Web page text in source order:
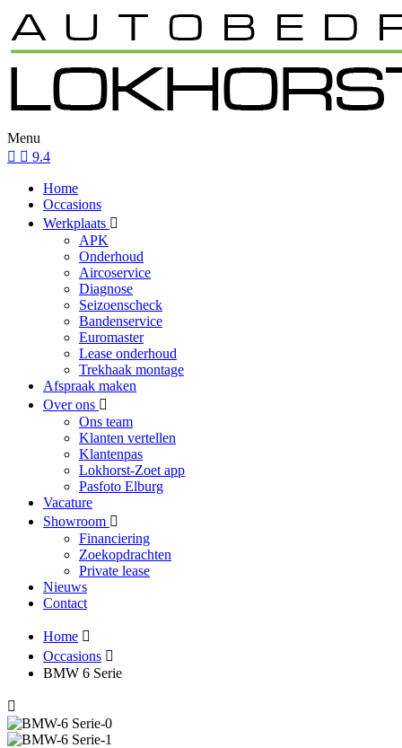
Menu
9.4
Home
Occasions
Werkplaats
APK
Onderhoud
Aircoservice
Diagnose
Seizoenscheck
Bandenservice
Euromaster
Lease onderhoud
Trekhaak montage
Afspraak maken
Over ons
Ons team
Klanten vertellen
Klantenpas
Lokhorst-Zoet app
Pasfoto Elburg
Vacature
Showroom
Financiering
Zoekopdrachten
Private lease
Nieuws
Contact
Home
Occasions
BMW 6 Serie